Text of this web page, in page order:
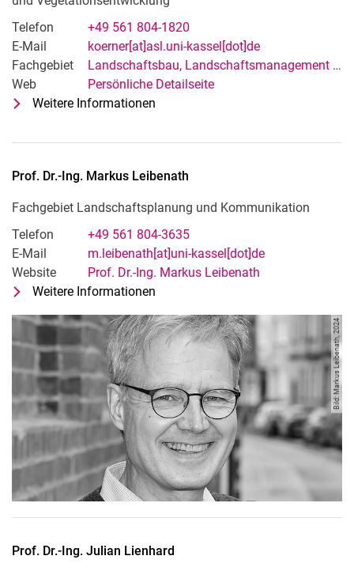
Telefon
+49 561 804-1820
E-Mail
koerner[at]asl.uni-kassel[dot]de
Fachgebiet
Landschaftsbau, Landschaftsmanagement und Vegetationsentwicklung
Web
Persönliche Detailseite
Weitere Informationen
Prof. Dr.-Ing. Markus Leibenath
Fachgebiet Landschaftsplanung und Kommunikation
Telefon
+49 561 804-3635
E-Mail
m.leibenath[at]uni-kassel[dot]de
Website
Prof. Dr.-Ing. Markus Leibenath
Weitere Informationen
Bild: Markus Leibenath, 2024
Prof. Dr.-Ing. Julian Lienhard